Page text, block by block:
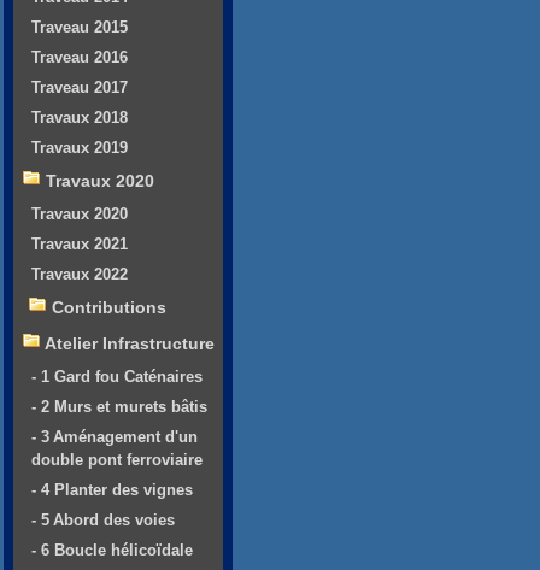
Traveau 2015
Traveau 2016
Traveau 2017
Travaux 2018
Travaux 2019
Travaux 2020
Travaux 2020
Travaux 2021
Travaux 2022
Contributions
Atelier Infrastructure
- 1 Gard fou Caténaires
- 2 Murs et murets bâtis
- 3 Aménagement d'un
double pont ferroviaire
- 4 Planter des vignes
- 5 Abord des voies
- 6 Boucle hélicoïdale